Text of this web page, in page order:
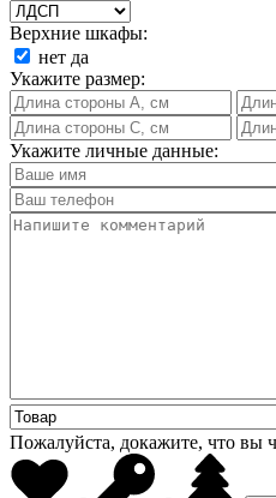
Верхние шкафы:
нет да
Укажите размер:
Укажите личные данные:
Пожалуйста, докажите, что вы